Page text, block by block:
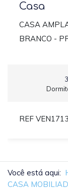
Casa
CASA
BRANCO -
3
REF VEN1713
Você está aqui:
CASA